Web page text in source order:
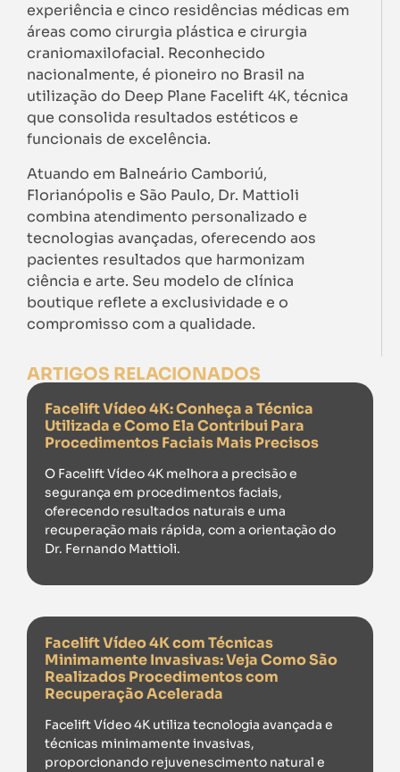
experiência e cinco residências médicas em
áreas como cirurgia plástica e cirurgia
craniomaxilofacial. Reconhecido
nacionalmente, é pioneiro no Brasil na
utilização do Deep Plane Facelift 4K, técnica
que consolida resultados estéticos e
funcionais de excelência.
Atuando em Balneário Camboriú,
Florianópolis e São Paulo, Dr. Mattioli
combina atendimento personalizado e
tecnologias avançadas, oferecendo aos
pacientes resultados que harmonizam
ciência e arte. Seu modelo de clínica
boutique reflete a exclusividade e o
compromisso com a qualidade.
ARTIGOS RELACIONADOS
Facelift Vídeo 4K: Conheça a Técnica
Utilizada e Como Ela Contribui Para
Procedimentos Faciais Mais Precisos
O Facelift Vídeo 4K melhora a precisão e
segurança em procedimentos faciais,
oferecendo resultados naturais e uma
recuperação mais rápida, com a orientação do
Dr. Fernando Mattioli.
Facelift Vídeo 4K com Técnicas
Minimamente Invasivas: Veja Como São
Realizados Procedimentos com
Recuperação Acelerada
Facelift Vídeo 4K utiliza tecnologia avançada e
técnicas minimamente invasivas,
proporcionando rejuvenescimento natural e